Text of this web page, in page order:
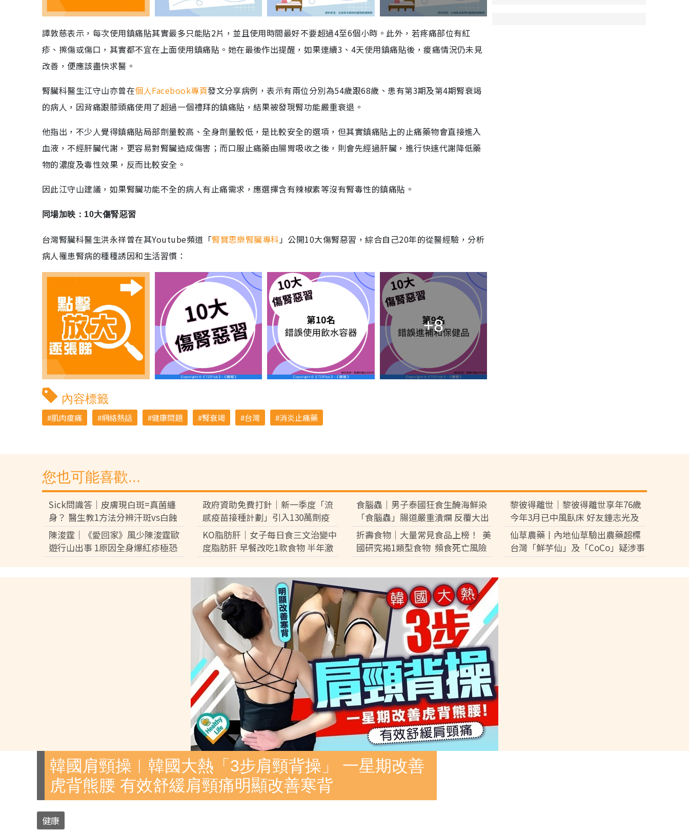
譚敦慈表示，每次使用鎮痛貼其實最多只能貼2片，並且使用時間最好不要超過4至6個小時。此外，若疼痛部位有紅
疹、擦傷或傷口，其實都不宜在上面使用鎮痛貼。她在最後作出提醒，如果連續3、4天使用鎮痛貼後，痠痛情況仍未見
改善，便應該盡快求醫。
腎臟科醫生江守山亦曾在個人Facebook專頁發文分享病例，表示有兩位分別為54歲跟68歲、患有第3期及第4期腎衰竭
的病人，因背痛跟膝頭痛使用了超過一個禮拜的鎮痛貼，結果被發現腎功能嚴重衰退。
他指出，不少人覺得鎮痛貼局部劑量較高、全身劑量較低，是比較安全的選項，但其實鎮痛貼上的止痛藥物會直接進入
血液，不經肝臟代謝，更容易對腎臟造成傷害；而口服止痛藥由腸胃吸收之後，則會先經過肝臟，進行快速代謝降低藥
物的濃度及毒性效果，反而比較安全。
因此江守山建議，如果腎臟功能不全的病人有止痛需求，應選擇含有辣椒素等沒有腎毒性的鎮痛貼。
同場加映：10大傷腎惡習
台灣腎臟科醫生洪永祥曾在其Youtube頻道「腎寶思樂腎臟專科 」公開10大傷腎惡習，綜合自己20年的從醫經驗，分析
病人罹患腎病的種種誘因和生活習慣：
+8
內容標籤
肌肉痠痛 網絡熱話 健康問題 腎衰竭 台灣 消炎止痛藥
您也可能喜歡...
Sick問識答｜皮膚現白斑=真菌纏
身？ 醫生教1方法分辨汗斑vs白蝕
解析發作成因大不同
政府資助免費打針｜新一季度「流
感疫苗接種計劃」引入130萬劑疫
苗 8類人可優先接種 科興疫苗最快
月底先到港【附4條件免費接種】
食腦蟲｜男子泰國狂食生醃海鮮染
「食腦蟲」腸道嚴重潰爛 反覆大出
血休克險死
黎彼得離世｜黎彼得離世享年76歲
今年3月已中風臥床 好友鍾志光及
盧宛茵透露黎彼得最後時光
陳浚霆｜《愛回家》風少陳浚霆歐
遊行山出事 1原因全身爆紅疹極恐
怖 險「毀容」急回港求醫【附皮膚
KO脂肪肝｜女子每日食三文治變中
度脂肪肝 早餐改吃1款食物 半年激
減15磅逆轉脂肪肝
折壽食物｜大量常見食品上榜！ 美
國研究揭1類型食物 頻食死亡風險
激增17%
仙草農藥丨內地仙草驗出農藥超標
台灣「鮮芋仙」及「CoCo」疑涉事
供應商急澄清：未流入市面
韓國肩頸操︱韓國大熱「3步肩頸背操」 一星期改善
虎背熊腰 有效舒緩肩頸痛明顯改善寒背
健康